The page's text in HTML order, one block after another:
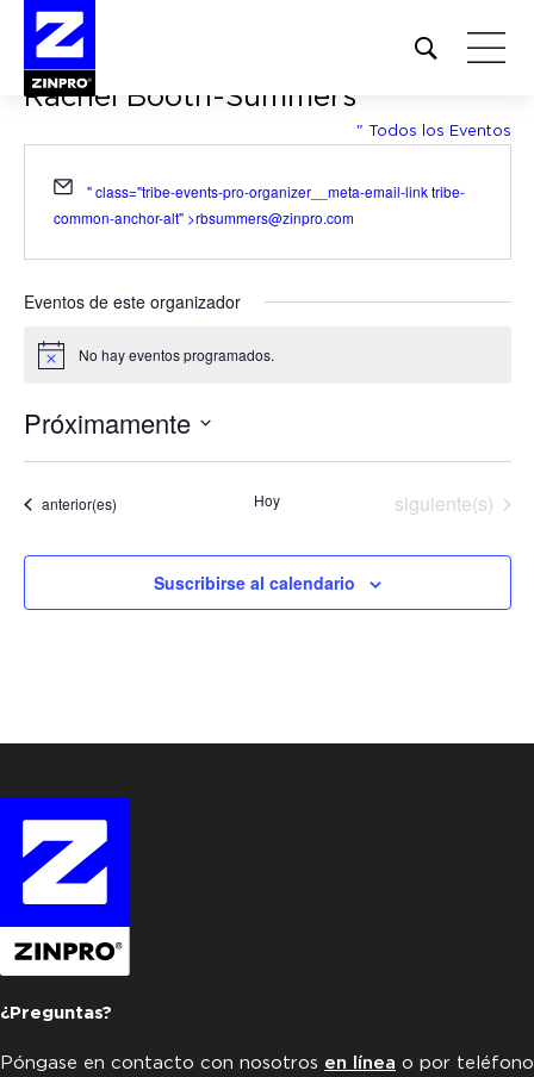
Open
site
form
Buscar:
Rachel Booth-Summers
" Todos los Eventos
Email
" class="tribe-events-pro-organizer__meta-email-link tribe-
common-anchor-alt" >rbsummers@zinpro.com
Eventos de este organizador
Notice No hay eventos programados.
Próximamente
Eventos
anterior(es) Hoy Eventos
siguiente(s)
Suscribirse al calendario
¿Preguntas?
Póngase en contacto con nosotros en línea o por teléfono